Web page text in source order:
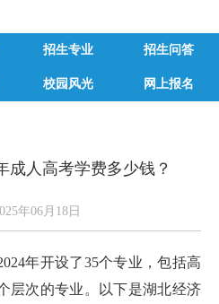
招生专业 招生问答
校园风光 网上报名
成人高考学费多少钱？
年06月18日
年开设了35个专业，包括高
层次的专业。以下是湖北经济